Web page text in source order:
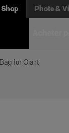
Shop Photo &
Bag for Giant